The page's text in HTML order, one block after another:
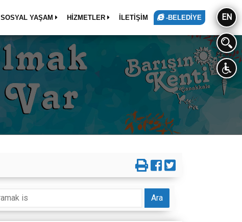
SOSYAL YAŞAM HİZMETLER İLETİŞİM -BELEDİYE EN
Ara